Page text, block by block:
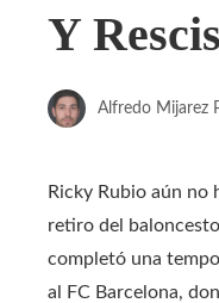
Y
Alfredo Mijarez
Ricky Rubio aún no
retiro del
completó una
al FC Barcelona,